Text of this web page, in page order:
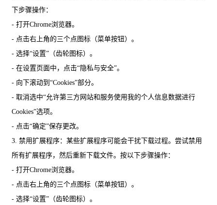
下步骤操作：
- 打开Chrome浏览器。
- 点击右上角的三个点图标（菜单按钮）。
- 选择“设置”（齿轮图标）。
- 在设置页面中，点击“隐私与安全”。
- 向下滚动到“Cookies”部分。
- 取消选中“允许第三方网站和服务使用我的个人信息数据进行
Cookies”选项。
- 点击“确定”保存更改。
3. 禁用扩展程序：某些扩展程序可能会干扰下载过程。尝试禁用
所有扩展程序，然后重新下载文件。按以下步骤操作：
- 打开Chrome浏览器。
- 点击右上角的三个点图标（菜单按钮）。
- 选择“设置”（齿轮图标）。